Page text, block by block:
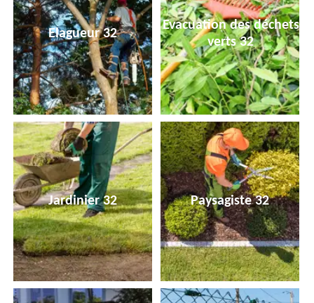
Elagueur 32
Evacuation des déchets
verts 32
Jardinier 32 Paysagiste 32